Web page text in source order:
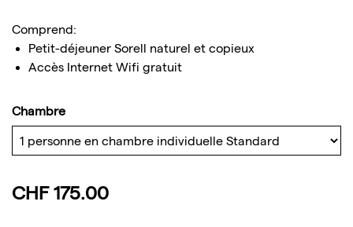
Comprend:
Petit-déjeuner Sorell naturel et copieux
Accès Internet Wifi gratuit
Chambre
CHF 175.00